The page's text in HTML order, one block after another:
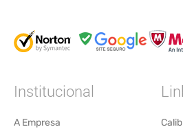
Institucional
A Empresa